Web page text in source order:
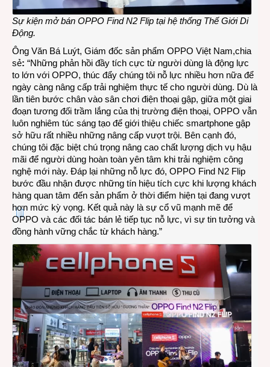
Sự kiện mở bán OPPO Find N2 Flip tại hệ thống Thế Giới Di
Động.
Ông Văn Bá Luýt, Giám đốc sản phẩm OPPO Việt Nam,chia
sẻ: “Những phản hồi đầy tích cực từ người dùng là động lực
to lớn với OPPO, thúc đẩy chúng tôi nỗ lực nhiều hơn nữa để
ngày càng nâng cấp trải nghiệm thực tế cho người dùng. Dù là
lần tiên bước chân vào sân chơi điện thoại gập, giữa một giai
đoạn tương đối trầm lắng của thị trường điện thoại, OPPO vẫn
luôn nghiêm túc sáng tạo để giới thiệu chiếc smartphone gập
sở hữu rất nhiều những nâng cấp vượt trội. Bên cạnh đó,
chúng tôi đặc biệt chú trọng nâng cao chất lượng dịch vụ hậu
mãi để người dùng hoàn toàn yên tâm khi trải nghiệm công
nghệ mới này. Đáp lại những nỗ lực đó, OPPO Find N2 Flip
bước đầu nhận được những tín hiệu tích cực khi lượng khách
hàng quan tâm đến sản phẩm ở thời điểm hiện tại đang vượt
hơn mức kỳ vọng. Kết quả này là sự cổ vũ mạnh mẽ để
OPPO và các đối tác bán lẻ tiếp tục nỗ lực, vì sự tin tưởng và
đồng hành vững chắc từ khách hàng.”